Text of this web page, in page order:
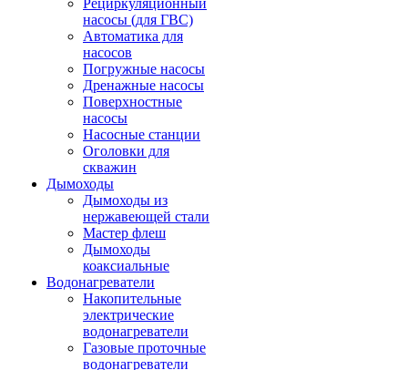
Рециркуляционный
насосы (для ГВС)
Автоматика для
насосов
Погружные насосы
Дренажные насосы
Поверхностные
насосы
Насосные станции
Оголовки для
скважин
Дымоходы
Дымоходы из
нержавеющей стали
Мастер флеш
Дымоходы
коаксиальные
Водонагреватели
Накопительные
электрические
водонагреватели
Газовые проточные
водонагреватели